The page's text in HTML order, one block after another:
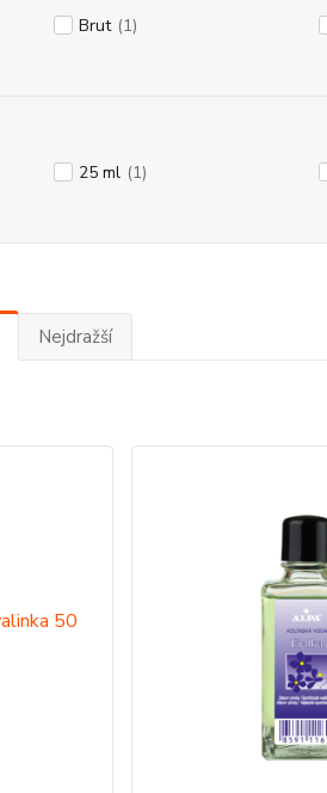
Brut (1)
25 ml (1)
Nejdražší